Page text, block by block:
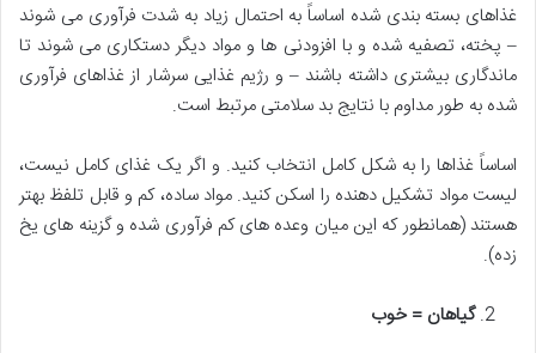
غذاهای بسته بندی شده اساساً به احتمال زیاد به شدت فرآوری می شوند
– پخته، تصفیه شده و با افزودنی ها و مواد دیگر دستکاری می شوند تا
ماندگاری بیشتری داشته باشند – و رژیم غذایی سرشار از غذاهای فرآوری
شده به طور مداوم با نتایج بد سلامتی مرتبط است.
اساساً غذاها را به شکل کامل انتخاب کنید. و اگر یک غذای کامل نیست،
لیست مواد تشکیل دهنده را اسکن کنید. مواد ساده، کم و قابل تلفظ بهتر
هستند (همانطور که این میان وعده های کم فرآوری شده و گزینه های یخ
زده).
گیاهان = خوب